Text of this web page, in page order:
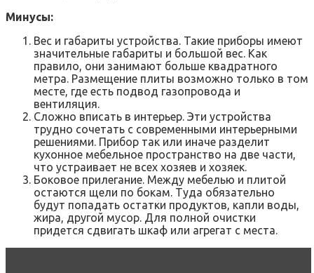
Минусы:
Вес и габариты устройства. Такие приборы имеют
значительные габариты и большой вес. Как
правило, они занимают больше квадратного
метра. Размещение плиты возможно только в том
месте, где есть подвод газопровода и
вентиляция.
Сложно вписать в интерьер. Эти устройства
трудно сочетать с современными интерьерными
решениями. Прибор так или иначе разделит
кухонное мебельное пространство на две части,
что устраивает не всех хозяев и хозяек.
Боковое прилегание. Между мебелью и плитой
остаются щели по бокам. Туда обязательно
будут попадать остатки продуктов, капли воды,
жира, другой мусор. Для полной очистки
придется сдвигать шкаф или агрегат с места.